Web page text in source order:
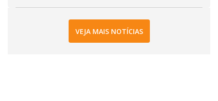
VEJA MAIS NOTÍCIAS